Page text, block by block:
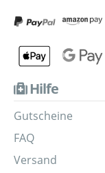
Hilfe
Gutscheine
FAQ
Versand